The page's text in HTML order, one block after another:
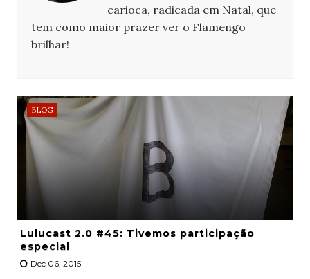
carioca, radicada em Natal, que
tem como maior prazer ver o Flamengo
brilhar!
BLOG
Lulucast 2.0 #45: Tivemos participação
especial
Dec 06, 2015